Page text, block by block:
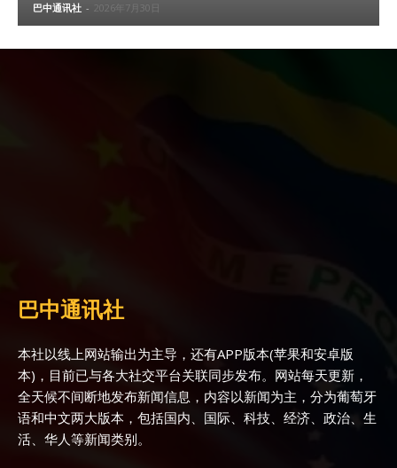
巴中通讯社 - 2026年7月30日
巴中通讯社
本社以线上网站输出为主导，还有APP版本(苹果和安卓版
本)，目前已与各大社交平台关联同步发布。网站每天更新，
全天候不间断地发布新闻信息，内容以新闻为主，分为葡萄牙
语和中文两大版本，包括国内、国际、科技、经济、政治、生
活、华人等新闻类别。